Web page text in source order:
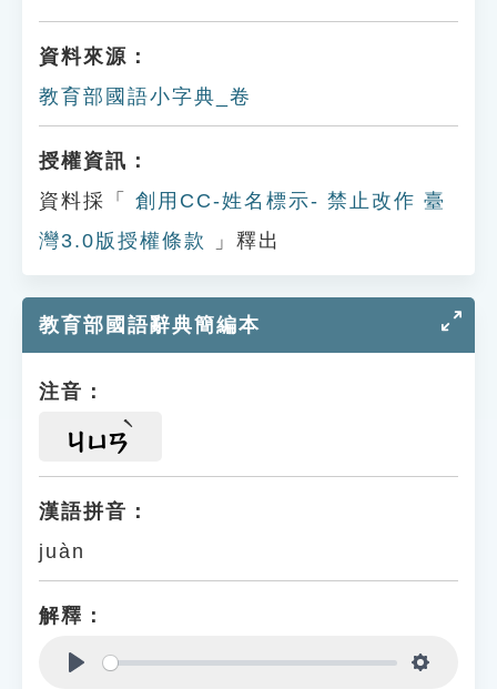
資料來源：
教育部國語小字典_卷
授權資訊：
資料採「
創用CC-姓名標示- 禁止改作 臺
灣3.0版授權條款
」釋出
教育部國語辭典簡編本
注音：
ㄐㄩㄢ
漢語拼音：
juàn
解釋：